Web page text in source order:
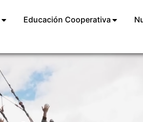
Educación Cooperativa